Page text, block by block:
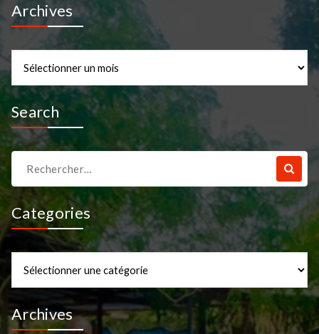
Archives
Search
pour :
Categories
Archives